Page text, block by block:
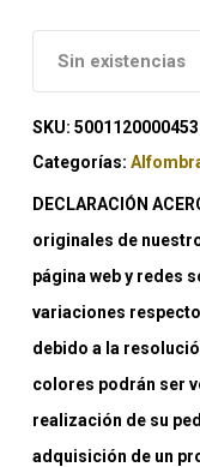
Sin existencias
SKU: 5001120000453
Categorías:
DECLARACIÓN
originales de
página web y redes
variaciones
debido a la
colores podrán ser
realización de su
adquisición de un